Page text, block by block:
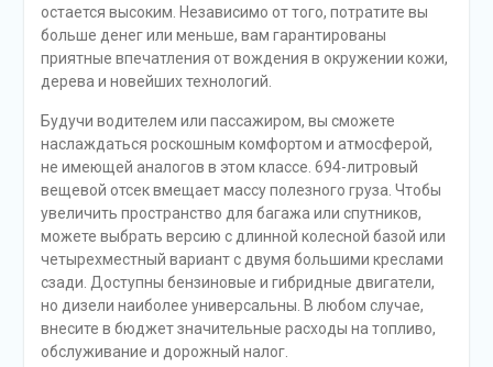
остается высоким. Независимо от того, потратите вы
больше денег или меньше, вам гарантированы
приятные впечатления от вождения в окружении кожи,
дерева и новейших технологий.
Будучи водителем или пассажиром, вы сможете
наслаждаться роскошным комфортом и атмосферой,
не имеющей аналогов в этом классе. 694-литровый
вещевой отсек вмещает массу полезного груза. Чтобы
увеличить пространство для багажа или спутников,
можете выбрать версию с длинной колесной базой или
четырехместный вариант с двумя большими креслами
сзади. Доступны бензиновые и гибридные двигатели,
но дизели наиболее универсальны. В любом случае,
внесите в бюджет значительные расходы на топливо,
обслуживание и дорожный налог.